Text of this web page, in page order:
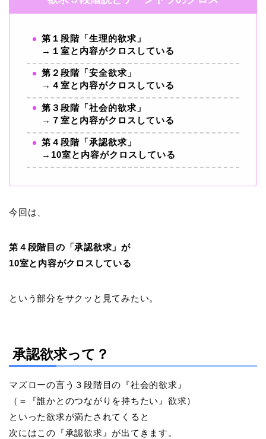
第１段階「生理的欲求」
→１室と内容がクロスしている
第２段階「安全欲求」
→４室と内容がクロスしている
第３段階「社会的欲求」
→７室と内容がクロスしている
第４段階「承認欲求」
→10室と内容がクロスしている
今回は、
第４段階目の「承認欲求」が
10室と内容がクロスしている
という部分をサクッと見てみたい。
承認欲求って？
マズローの言う３段階目の『社会的欲求』
（＝『誰かとのつながりを持ちたい』欲求）
といった欲求が満たされてくると
次にはこの『承認欲求』が出てきます。